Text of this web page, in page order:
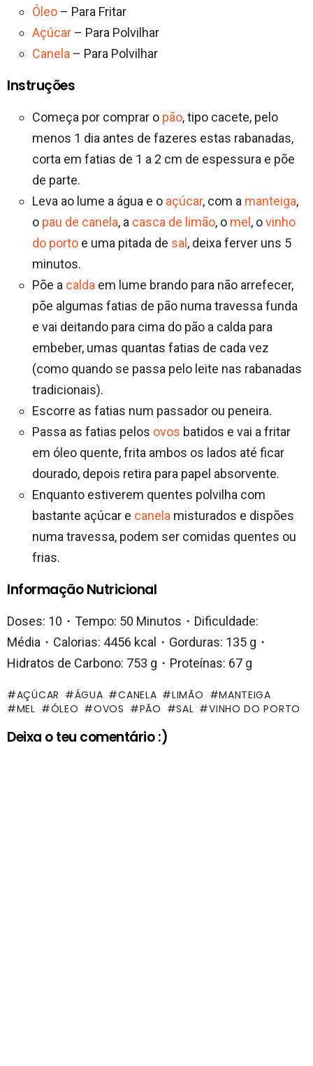
Óleo – Para Fritar
Açúcar – Para Polvilhar
Canela – Para Polvilhar
Instruções
Começa por comprar o pão, tipo cacete, pelo
menos 1 dia antes de fazeres estas rabanadas,
corta em fatias de 1 a 2 cm de espessura e põe
de parte.
Leva ao lume a água e o açúcar, com a manteiga,
o pau de canela, a casca de limão, o mel , ovinho
do porto e uma pitada de sal , deixa ferver uns 5
minutos.
Põe a calda em lume brando para não arrefecer,
põe algumas fatias de pão numa travessa funda
e vai deitando para cima do pão a calda para
embeber, umas quantas fatias de cada vez
(como quando se passa pelo leite nas rabanadas
tradicionais).
Escorre as fatias num passador ou peneira.
Passa as fatias pelos ovos batidos e vai a fritar
em óleo quente, frita ambos os lados até ficar
dourado, depois retira para papel absorvente.
Enquanto estiverem quentes polvilha com
bastante açúcar e canela misturados e dispões
numa travessa, podem ser comidas quentes ou
frias.
Informação Nutricional
Doses: 10・Tempo: 50 Minutos・Dificuldade:
Média・Calorias: 4456 kcal・Gorduras: 135 g・
Hidratos de Carbono: 753 g・Proteínas: 67 g
AÇÚCAR ÁGUA CANELA LIMÃO
MANTEIGA
MEL
ÓLEO OVOS PÃO SAL VINHO DO PORTO
Deixa o teu comentário :)